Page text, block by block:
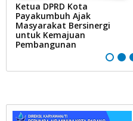
Ketua DPRD Kota
Payakumbuh Ajak
Masyarakat Bersinergi
untuk Kemajuan
Pembangunan